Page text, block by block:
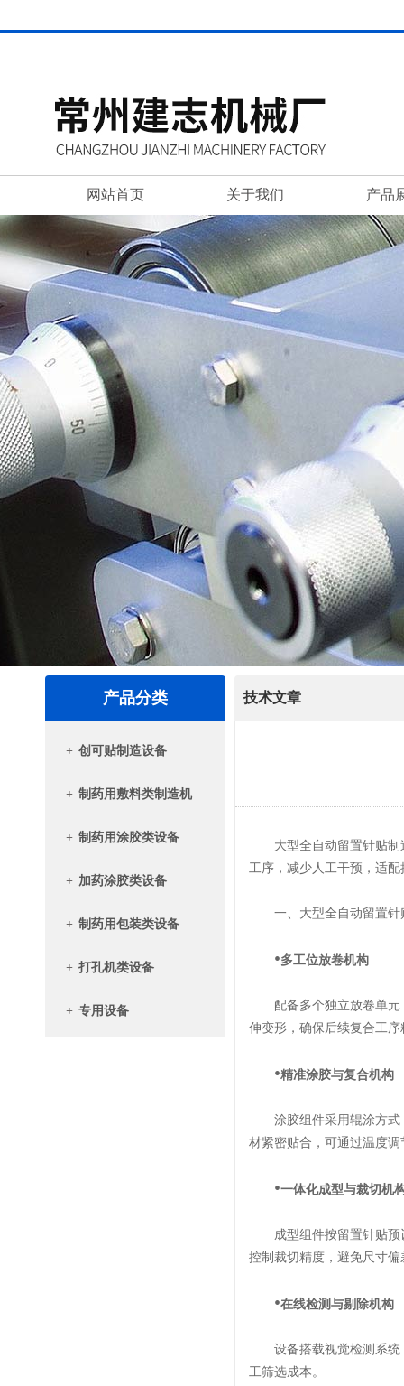
网站首页 关于我们 产品
产品分类
+ 创可贴制造设备
+ 制药用敷料类制造机
+ 制药用涂胶类设备
+ 加药涂胶类设备
+ 制药用包装类设备
+ 打孔机类设备
+ 专用设备
技术文章
大型全自动留置针贴制造
工序，减少人工干预，适
一、大型全自动留置针
•多工位放卷机构
配备多个独立放卷单元，
伸变形，确保后续复合工序
•精准涂胶与复合机构
涂胶组件采用辊涂方式，
材紧密贴合，可通过温度
•一体化成型与裁切机
成型组件按留置针贴预设
控制裁切精度，避免尺寸
•在线检测与剔除机构
设备搭载视觉检测系统，
工筛选成本。